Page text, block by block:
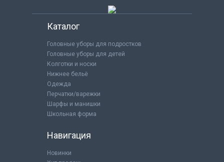
Каталог
Головные уборы для подростков
Головные уборы для детей
Колготки и носки
Нижнее бельё
Одежда
Перчатки/варежки
Шарфы и манишки
Школьная форма
Навигация
Новинки